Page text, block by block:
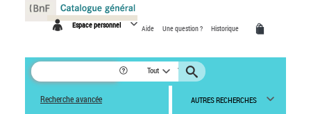
Espace personnel Aide Une question ? Historique
Tout
Recherche avancée AUTRES RECHERCHES
Panneau de gestion des cookies